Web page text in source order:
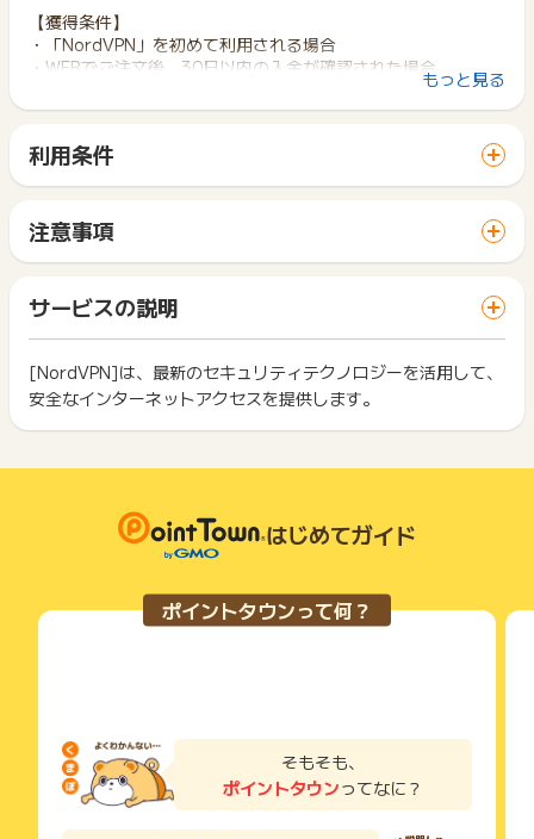
【獲得条件】
・「NordVPN」を初めて利用される場合
・WEBでご注文後、30日以内の入金が確認された場合
【獲得対象外条件】
・申込、支払い後のキャンセルをされた場合
・30日返金保証内での解約をされた場合
注文番号が変更された場合
・記載内容の不備、重複登録、著しく不正と判断される場合
・悪戯・虚偽・重複・スパム行為などの規約違反による強制退
会の場合
・「1か月プラン」の購入(2023年6月9日より適用)
ポイントタウンのサポート
までお問い合わせください。ポイントについて、広告主に直接
お問い合わせをした場合、ポイント獲得対象外となる場合がご
ざいます。
もっと見る
利用条件
サイトに移動してからお申し込みやお買い物が完了するまでの
間に、同じブラウザ（※）で他のサイトに移動した場合はポイン
ト獲得ができません。
「 ショッピングでポイントGET 」ボタンを押した時とサービ
ス・お買い物利用時で、デバイス・ブラウザが異なる場合はポ
イント獲得ができません。
2回以上同じお買い物・サービスをご利用される場合は、毎回
ポイントタウンに戻り、「 ショッピングでポイントGET 」ボ
下記の事項に該当する場合、広告主側で対象外とみなし、「獲
・同一端末や同一世帯で、繰り返し利用不可のサービス・お買
い物を複数回ご利用された場合
・他のポイントサイトや比較サイト、検索サイトなどを経由し
ご利用前には、Cookieの削除をおこなっていただくことを推奨
します。
読みください。
お申し込みやお買い物後、利用したサイトから送られる購入完
注意事項
一部のサービスにつきましては、1商品につき10円単位の金額
は切り捨てとなります。
ポイント獲得が1ポイント未満のものは切り捨てとなり、ポイ
ント履歴には記載されません。
原則として広告主側のポイント等を利用して支払われた金額分
につきましては、ポイントタウンのポイント獲得の対象には含
まれません。
各サービス・お買い物の獲得ポイントや獲得条件、キャンペー
ン期間が予告なしに変更される場合がございますが、ご利用さ
条件を達成しているかどうかは各広告主ではなく、代理店が行
っているため、広告主はポイントに関する詳細を把握しており
広告に遷移しない場合は掲載が終了となっておりポイントが獲
得できませんので、ご注意くださいませ。
サービスの説明
[NordVPN]は、最新のセキュリティテクノロジーを活用して、
安全なインターネットアクセスを提供します。
はじめてガイド
ポイントタウンって何？
そもそも、
ポイントタウンってなに？